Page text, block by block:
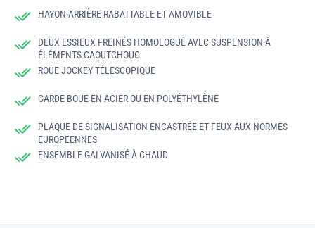
HAYON ARRIÈRE RABATTABLE ET AMOVIBLE
DEUX ESSIEUX FREINÉS HOMOLOGUÉ AVEC SUSPENSION À
ÉLÉMENTS CAOUTCHOUC
ROUE JOCKEY TÉLESCOPIQUE
GARDE-BOUE EN ACIER OU EN POLYÉTHYLÈNE
PLAQUE DE SIGNALISATION ENCASTRÉE ET FEUX AUX NORMES
EUROPEENNES
ENSEMBLE GALVANISÉ À CHAUD